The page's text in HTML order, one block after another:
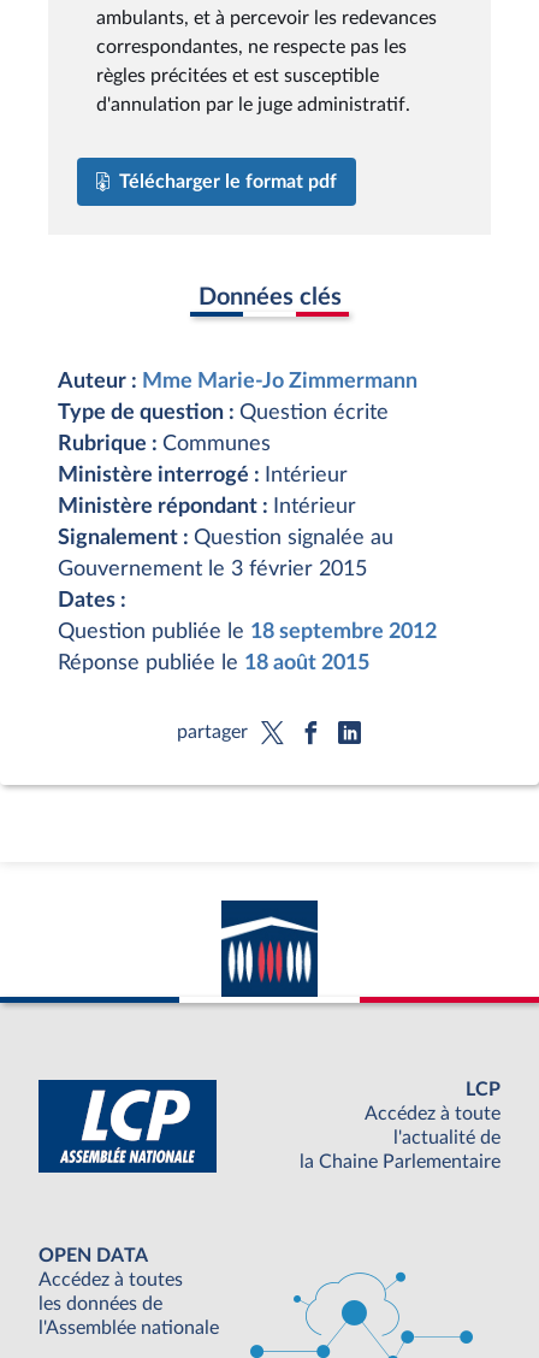
ambulants, et à percevoir les redevances
correspondantes, ne respecte pas les
règles précitées et est susceptible
d'annulation par le juge administratif.
Télécharger le format pdf
Données clés
Auteur : Mme Marie-Jo Zimmermann
Type de question : Question écrite
Rubrique : Communes
Ministère interrogé :
Intérieur
Ministère répondant :
Intérieur
Signalement : Question signalée au
Gouvernement le 3 février 2015
Dates :
Question publiée le 18 septembre 2012
Réponse publiée le 18 août 2015
partager
LCP
Accédez à toute
l'actualité de
la Chaine Parlementaire
OPEN DATA
Accédez à toutes
les données de
l'Assemblée nationale